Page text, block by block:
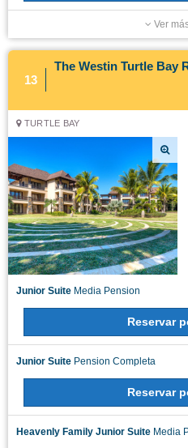
Ver
13
The Westin Turtle Bay
TURTLE BAY
Junior Suite Media Pension
Reservar
Junior Suite Pension Completa
Reservar
Heavenly Family Junior Suite Media